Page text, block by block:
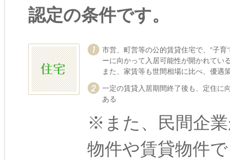
認定の条件です。
市営、町営等の公的賃貸住宅で、“子
ーに向かって入居可能性が開かれてい
また、家賃等も世間相場に比べ、優遇
一定の賃貸入居期間終了後も、定住に
ある
※また、民間企
物件や賃貸物件